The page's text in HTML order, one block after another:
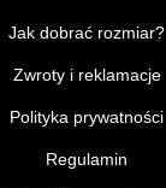
Jak dobrać rozmiar?
Zwroty i reklamacje
Polityka prywatności
Regulamin